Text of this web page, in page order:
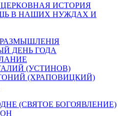
ИСТОРИЯ
В НАШИХ НУЖДАХ И
ДЕНЬ ГОДА
(УСТИНОВ)
(ХРАПОВИЦКИЙ)
(СВЯТОЕ БОГОЯВЛЕНИЕ)